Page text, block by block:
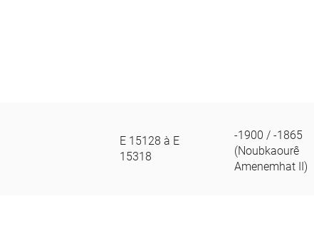
E 15128 à E
15318
-1900 / -1865
(Noubkaourê
Amenemhat II)